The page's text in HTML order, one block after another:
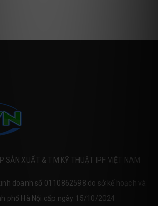
SẢN XUẤT & TM KỸ THUẬT IPF VIỆT NAM
doanh số 0110862598 do sở kế hoạch và
phố Hà Nội cấp ngày 15/10/2024